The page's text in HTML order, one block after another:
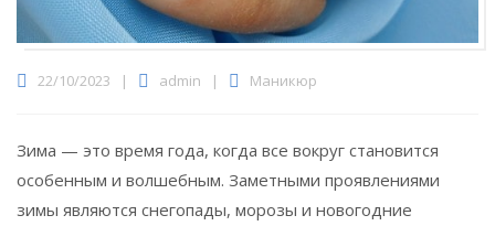
22/10/2023 | admin | Маникюр
Зима — это время года, когда все вокруг становится
особенным и волшебным. Заметными проявлениями
зимы являются снегопады, морозы и новогодние